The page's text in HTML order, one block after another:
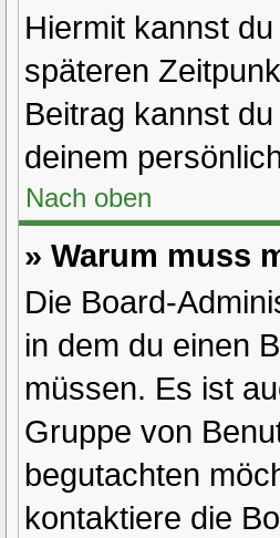
Hiermit kannst
späteren
Beitrag kannst
deinem
Nach oben
» Warum muss
Die Board-
in dem du einen
müssen. Es ist
Gruppe von
begutachten
kontaktiere die